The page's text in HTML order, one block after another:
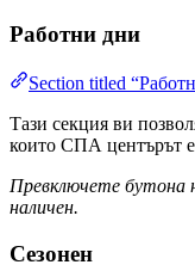
Работни дни
Section titled
Тази секция ви
които СПА центърът
Превключете бутона
наличен.
Сезонен